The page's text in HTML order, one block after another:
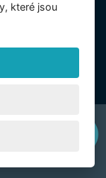
v Praze,
CZ26150808.
práva
které jsou